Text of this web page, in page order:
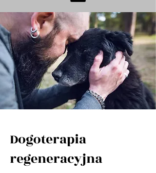
Dogoterapia
regeneracyjna